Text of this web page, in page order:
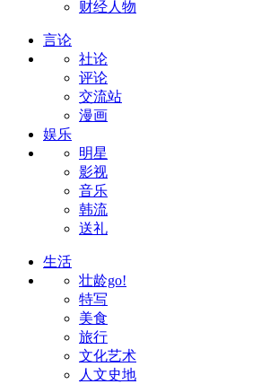
财经人物
言论
社论
评论
交流站
漫画
娱乐
明星
影视
音乐
韩流
送礼
生活
壮龄go!
特写
美食
旅行
文化艺术
人文史地